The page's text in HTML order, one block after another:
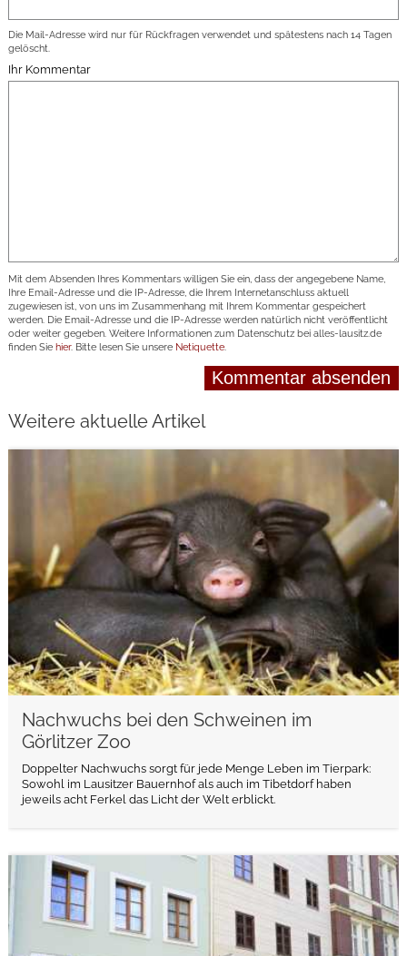
Die Mail-Adresse wird nur für Rückfragen verwendet und spätestens nach 14 Tagen
gelöscht.
Ihr Kommentar
Mit dem Absenden Ihres Kommentars willigen Sie ein, dass der angegebene Name,
Ihre Email-Adresse und die IP-Adresse, die Ihrem Internetanschluss aktuell
zugewiesen ist, von uns im Zusammenhang mit Ihrem Kommentar gespeichert
werden. Die Email-Adresse und die IP-Adresse werden natürlich nicht veröffentlicht
oder weiter gegeben. Weitere Informationen zum Datenschutz bei alles-lausitz.de
finden Sie hier. Bitte lesen Sie unsere Netiquette.
Weitere aktuelle Artikel
Nachwuchs bei den Schweinen im
Görlitzer Zoo
Doppelter Nachwuchs sorgt für jede Menge Leben im Tierpark:
Sowohl im Lausitzer Bauernhof als auch im Tibetdorf haben
jeweils acht Ferkel das Licht der Welt erblickt.
weiterlesen
weiterlesen